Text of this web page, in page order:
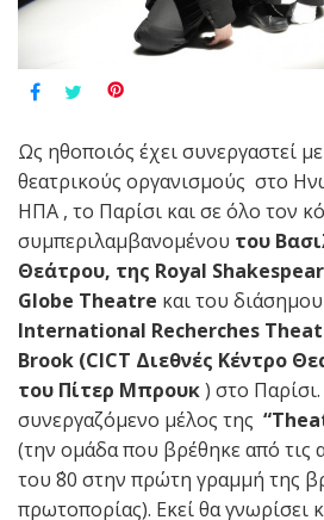
Ως ηθοποιός έχει συνεργαστεί
θεατρικούς οργανισμούς στο
ΗΠΑ , το Παρίσι και σε όλο τον
συμπεριλαμβανομένου του
Θεάτρου, της Royal
Globe Theatre και του διάσημου
International Recherches
Brook (CICT Διεθνές Κέντρο
του Πίτερ Μπρουκ) στο
συνεργαζόμενο μέλος της
(την ομάδα που βρέθηκε από τις
του ΄80 στην πρώτη γραμμή της
πρωτοπορίας). Εκεί θα γνωρίσει